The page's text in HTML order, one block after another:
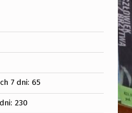
7 dni:65
230